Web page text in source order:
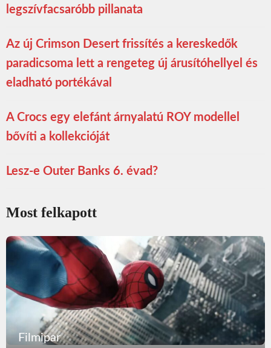
legszívfacsaróbb pillanata
Az új Crimson Desert frissítés a kereskedők
paradicsoma lett a rengeteg új árusítóhellyel és
eladható portékával
A Crocs egy elefánt árnyalatú ROY modellel
bővíti a kollekcióját
Lesz-e Outer Banks 6. évad?
Most felkapott
Filmipar